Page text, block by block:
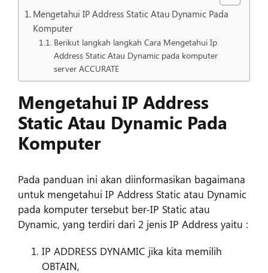
Mengetahui IP Address Static Atau Dynamic Pada
Komputer
Berikut langkah langkah Cara Mengetahui Ip
Address Static Atau Dynamic pada komputer
server ACCURATE
Mengetahui IP Address
Static Atau Dynamic Pada
Komputer
Pada panduan ini akan diinformasikan bagaimana
untuk mengetahui IP Address Static atau Dynamic
pada komputer tersebut ber-IP Static atau
Dynamic, yang terdiri dari 2 jenis IP Address yaitu :
IP ADDRESS DYNAMIC jika kita memilih
OBTAIN,